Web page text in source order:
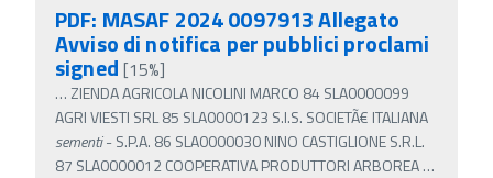
PDF: MASAF 2024 0097913 Allegato
Avviso di notifica per pubblici proclami
signed [15%]
… ZIENDA AGRICOLA NICOLINI MARCO 84 SLA0000099
AGRI VIESTI SRL 85 SLA0000123 S.I.S. SOCIETÃ€ ITALIANA
sementi- S.P.A. 86 SLA0000030 NINO CASTIGLIONE S.R.L.
87 SLA0000012 COOPERATIVA PRODUTTORI ARBOREA…